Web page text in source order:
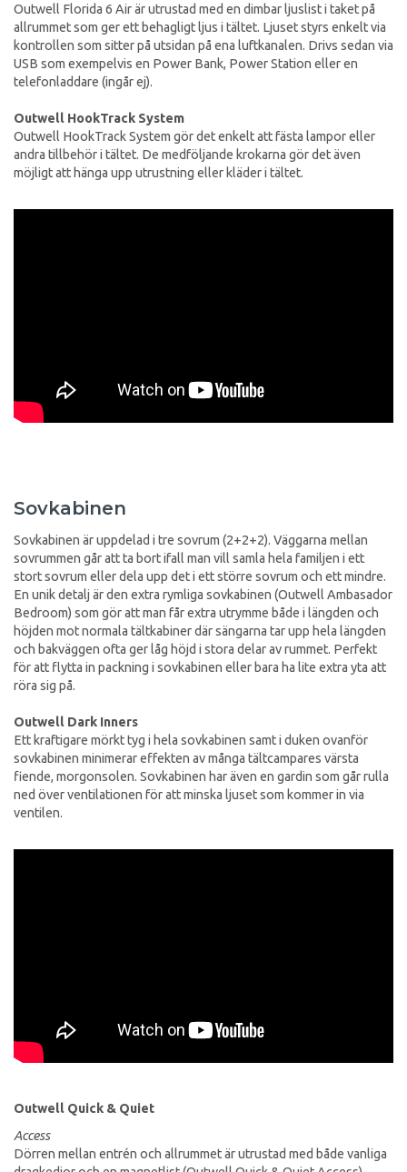
Outwell Florida 6 Air är utrustad med en dimbar ljuslist i taket på
allrummet som ger ett behagligt ljus i tältet. Ljuset styrs enkelt via
kontrollen som sitter på utsidan på ena luftkanalen. Drivs sedan via
USB som exempelvis en Power Bank, Power Station eller en
telefonladdare (ingår ej).
Outwell HookTrack System
Outwell HookTrack System gör det enkelt att fästa lampor eller
andra tillbehör i tältet. De medföljande krokarna gör det även
möjligt att hänga upp utrustning eller kläder i tältet.
Sovkabinen
Sovkabinen är uppdelad i tre sovrum (2+2+2). Väggarna mellan
sovrummen går att ta bort ifall man vill samla hela familjen i ett
stort sovrum eller dela upp det i ett större sovrum och ett mindre.
En unik detalj är den extra rymliga sovkabinen (Outwell Ambasador
Bedroom) som gör att man får extra utrymme både i längden och
höjden mot normala tältkabiner där sängarna tar upp hela längden
och bakväggen ofta ger låg höjd i stora delar av rummet. Perfekt
för att flytta in packning i sovkabinen eller bara ha lite extra yta att
röra sig på.
Outwell Dark Inners
Ett kraftigare mörkt tyg i hela sovkabinen samt i duken ovanför
sovkabinen minimerar effekten av många tältcampares värsta
fiende, morgonsolen. Sovkabinen har även en gardin som går rulla
ned över ventilationen för att minska ljuset som kommer in via
ventilen.
Outwell Quick & Quiet
Access
Dörren mellan entrén och allrummet är utrustad med både vanliga